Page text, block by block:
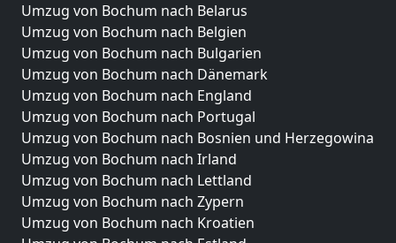
Umzug von Bochum nach Belarus
Umzug von Bochum nach Belgien
Umzug von Bochum nach Bulgarien
Umzug von Bochum nach Dänemark
Umzug von Bochum nach England
Umzug von Bochum nach Portugal
Umzug von Bochum nach Bosnien und Herzegowina
Umzug von Bochum nach Irland
Umzug von Bochum nach Lettland
Umzug von Bochum nach Zypern
Umzug von Bochum nach Kroatien